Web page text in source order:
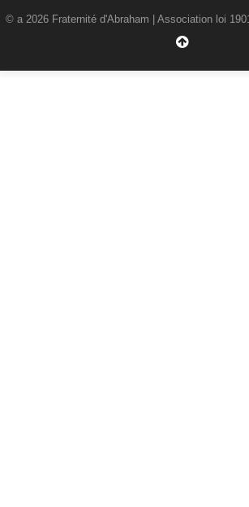
© a 2026 Fraternité d'Abraham | Association loi